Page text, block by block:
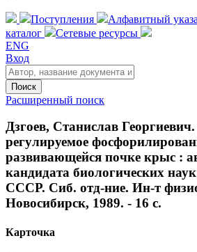
Поступления Алфавитный
каталог
Сетевые ресурсы
ENG
Вход
Поиск
Расширенный поиск
Дзгоев, Станислав
регулируемое
развивающейся почке крыс :
кандидата биологических
СССР. Сиб. отд-ние. Ин-т
Новосибирск, 1989. - 16 с.
Карточка